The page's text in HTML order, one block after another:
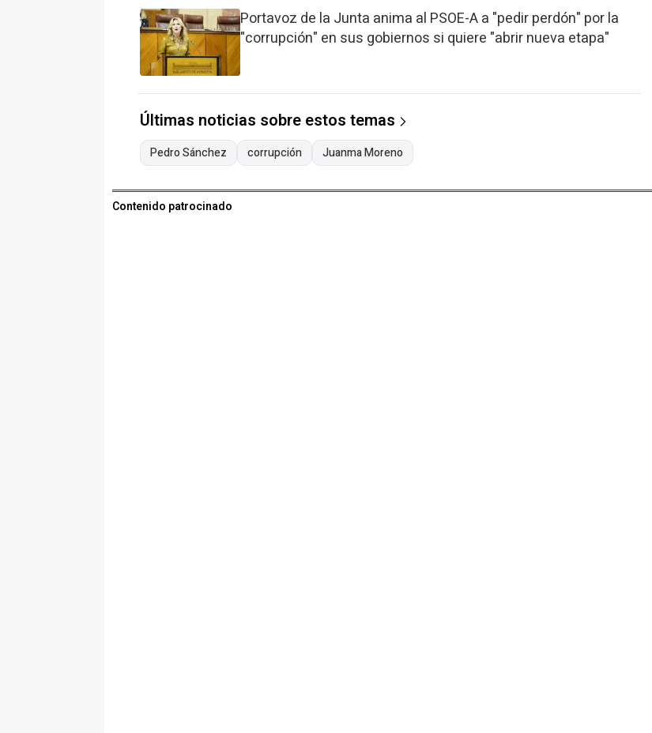
Portavoz de la Junta anima al PSOE-A a "pedir perdón" por la
"corrupción" en sus gobiernos si quiere "abrir nueva etapa"
Últimas noticias sobre estos temas
Pedro Sánchez corrupción Juanma Moreno
Contenido patrocinado